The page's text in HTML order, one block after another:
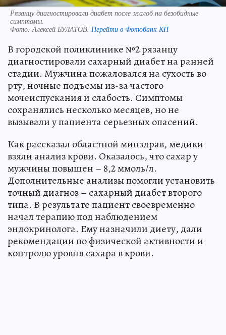
Рязанцу диагностировали диабет после жалоб на безобидные
симптомы.
Фото:Алексей БУЛАТОВ. Перейти в Фотобанк КП
В городской поликлинике №2 рязанцу
диагностировали сахарный диабет на ранней
стадии. Мужчина пожаловался на сухость во
рту, ночные подъемы из-за частого
мочеиспускания и слабость. Симптомы
сохранялись несколько месяцев, но не
вызывали у пациента серьезных опасений.
Как рассказал областной минздрав, медики
взяли анализ крови. Оказалось, что сахар у
мужчины повышен – 8,2 ммоль/л.
Дополнительные анализы помогли установить
точный диагноз – сахарный диабет второго
типа. В результате пациент своевременно
начал терапию под наблюдением
эндокринолога. Ему назначили диету, дали
рекомендации по физической активности и
контролю уровня сахара в крови.